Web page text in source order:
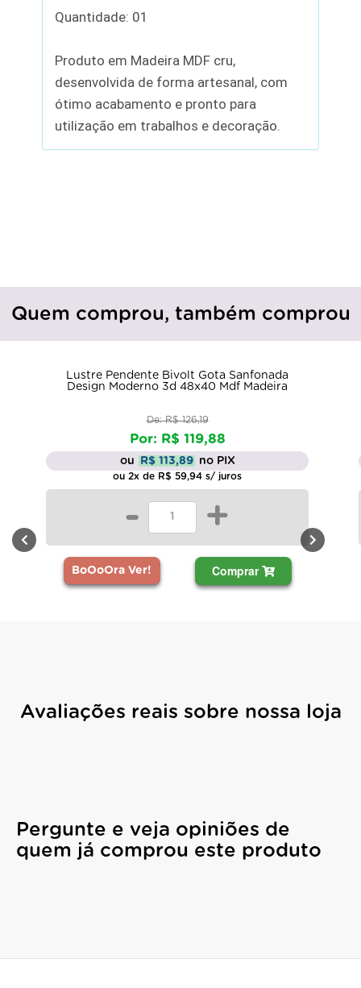
Quantidade: 01
Produto em Madeira MDF cru,
desenvolvida de forma artesanal, com
ótimo acabamento e pronto para
utilização em trabalhos e decoração.
Quem comprou, também comprou
Lustre Pendente Bivolt Gota Sanfonada
Design Moderno 3d 48x40 Mdf Madeira
De: R$ 126,19
Por: R$ 119,88
ou R$ 113,89 no PIX
ou 2x de R$ 59,94 s/ juros
- +
BoOoOra Ver! Comprar
Avaliações reais sobre nossa loja
Pergunte e veja opiniões de
quem já comprou este produto